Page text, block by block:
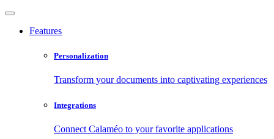
Features
Personalization
Transform your documents into captivating experiences
Integrations
Connect Calaméo to your favorite applications